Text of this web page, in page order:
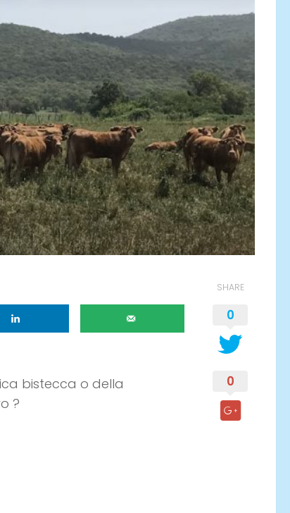
bistecca o della
?
SHARE
0
0